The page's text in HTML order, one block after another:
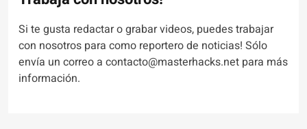
Si te gusta redactar o grabar videos, puedes trabajar
con nosotros para como reportero de noticias! Sólo
envía un correo a contacto@masterhacks.net para más
información.